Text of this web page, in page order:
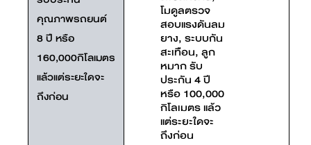
คุณภาพรถยนต์
8 ปี หรือ
160,000กิโลเมตร
แล้วแต่ระยะใดจะ
ถึงก่อน
โมดูลตรวจ
สอบแรงดันลม
ยาง, ระบบกัน
สะเทือน, ลูก
หมาก รับ
ประกัน 4 ปี
หรือ 100,000
กิโลเมตร แล้ว
แต่ระยะใดจะ
ถึงก่อน